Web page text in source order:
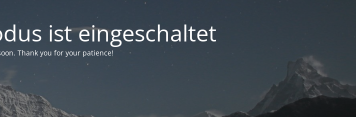
ist eingeschaltet
Thank you for your patience!